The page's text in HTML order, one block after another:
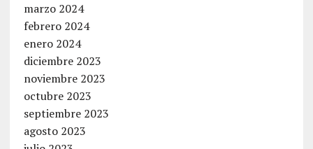
marzo 2024
febrero 2024
enero 2024
diciembre 2023
noviembre 2023
octubre 2023
septiembre 2023
agosto 2023